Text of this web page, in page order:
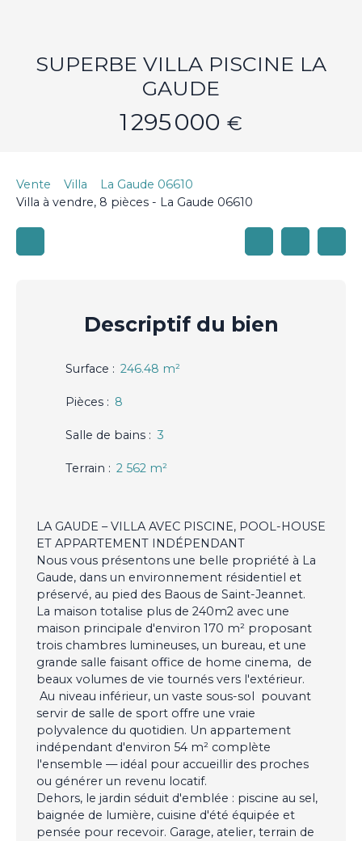
SUPERBE VILLA PISCINE LA
GAUDE
1 295 000 €
Vente Villa
La Gaude 06610
Villa à vendre, 8 pièces - La Gaude 06610
Descriptifdu bien
Surface : 246.48 m²
Pièces : 8
Salle de bains : 3
Terrain : 2 562 m²
LA GAUDE – VILLA AVEC PISCINE, POOL-HOUSE
ET APPARTEMENT INDÉPENDANT
Nous vous présentons une belle propriété à La
Gaude, dans un environnement résidentiel et
préservé, au pied des Baous de Saint-Jeannet.
La maison totalise plus de 240m2 avec une
maison principale d'environ 170 m² proposant
trois chambres lumineuses, un bureau, et une
grande salle faisant office de home cinema, de
beaux volumes de vie tournés vers l'extérieur.
Au niveau inférieur, un vaste sous-sol pouvant
servir de salle de sport offre une vraie
polyvalence du quotidien. Un appartement
indépendant d'environ 54 m² complète
l'ensemble — idéal pour accueillir des proches
ou générer un revenu locatif.
Dehors, le jardin séduit d'emblée : piscine au sel,
baignée de lumière, cuisine d'été équipée et
pensée pour recevoir. Garage, atelier, terrain de